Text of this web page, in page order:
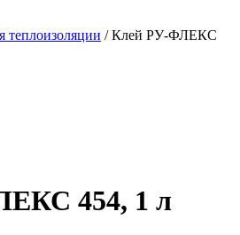
теплоизоляции / Клей РУ-ФЛЕКС
454, 1 л